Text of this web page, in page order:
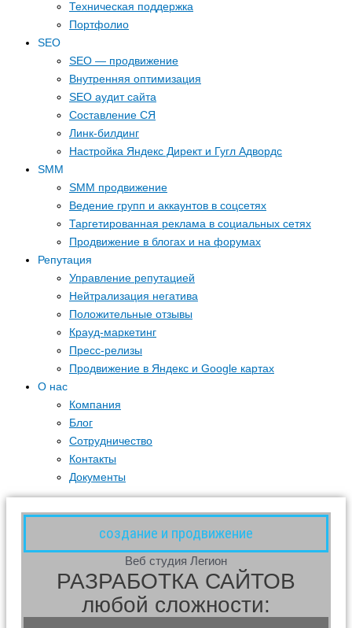
Техническая поддержка
Портфолио
SEO
SEO — продвижение
Внутренняя оптимизация
SEO аудит сайта
Составление СЯ
Линк-билдинг
Настройка Яндекс Директ и Гугл Адвордс
SMM
SMM продвижение
Ведение групп и аккаунтов в соцсетях
Таргетированная реклама в социальных сетях
Продвижение в блогах и на форумах
Репутация
Управление репутацией
Нейтрализация негатива
Положительные отзывы
Крауд-маркетинг
Пресс-релизы
Продвижение в Яндекс и Google картах
О нас
Компания
Блог
Сотрудничество
Контакты
Документы
создание и продвижение
Веб студия Легион
РАЗРАБОТКА САЙТОВ
любой сложности: